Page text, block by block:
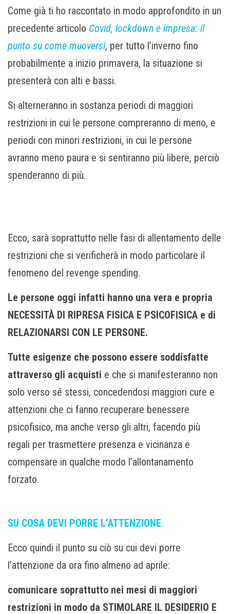
Come già ti ho raccontato in modo approfondito in un
precedente articolo Covid, lockdown e impresa: il
punto su come muoversi, per tutto l’inverno fino
probabilmente a inizio primavera, la situazione si
presenterà con alti e bassi.
Si alterneranno in sostanza periodi di maggiori
restrizioni in cui le persone compreranno di meno, e
periodi con minori restrizioni, in cui le persone
avranno meno paura e si sentiranno più libere, perciò
spenderanno di più.
Ecco, sarà soprattutto nelle fasi di allentamento delle
restrizioni che si verificherà in modo particolare il
fenomeno del revenge spending.
Le persone oggi infatti hanno una vera e propria
NECESSITÀ DI RIPRESA FISICA E PSICOFISICA e di
RELAZIONARSI CON LE PERSONE.
Tutte esigenze che possono essere soddisfatte
attraverso gli acquisti e che si manifesteranno non
solo verso sé stessi, concedendosi maggiori cure e
attenzioni che ci fanno recuperare benessere
psicofisico, ma anche verso gli altri, facendo più
regali per trasmettere presenza e vicinanza e
compensare in qualche modo l’allontanamento
forzato.
SU COSA DEVI PORRE L’ATTENZIONE
Ecco quindi il punto su ciò su cui devi porre
l’attenzione da ora fino almeno ad aprile:
comunicare soprattutto nei mesi di maggiori
restrizioni in modo da STIMOLARE IL DESIDERIO E